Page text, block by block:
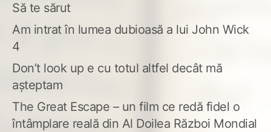
Să te sărut
Am intrat în lumea dubioasă a lui John Wick
4
Don’t look up e cu totul altfel decât mă
așteptam
The Great Escape – un film ce redă fidel o
întâmplare reală din Al Doilea Război Mondial